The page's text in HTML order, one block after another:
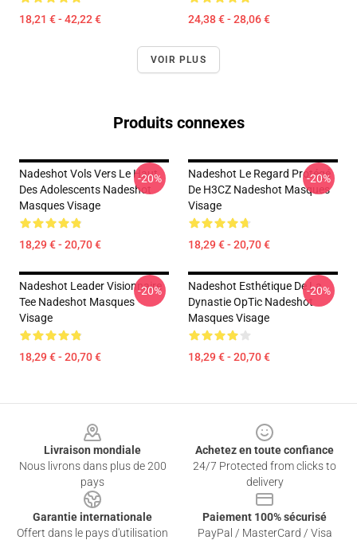
18,21 € - 42,22 € 24,38 € - 28,06 €
VOIR PLUS
Produits connexes
Nadeshot Vols Vers Le Haut
Des Adolescents Nadeshot
Masques Visage
18,29 € - 20,70 €
-20%
Nadeshot Le Regard Protégé
De H3CZ Nadeshot Masques
Visage
18,29 € - 20,70 €
-20%
Nadeshot Leader Visionnaire
Tee Nadeshot Masques
Visage
18,29 € - 20,70 €
-20%
Nadeshot Esthétique De La
Dynastie OpTic Nadeshot
Masques Visage
18,29 € - 20,70 €
-20%
Livraison mondiale
Nous livrons dans plus de 200
pays
Achetez en toute confiance
24/7 Protected from clicks to
delivery
Garantie internationale
Offert dans le pays d'utilisation
Paiement 100% sécurisé
PayPal / MasterCard / Visa